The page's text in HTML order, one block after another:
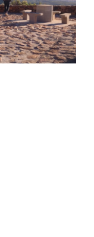
VÆRKSTED
SKADECENTER